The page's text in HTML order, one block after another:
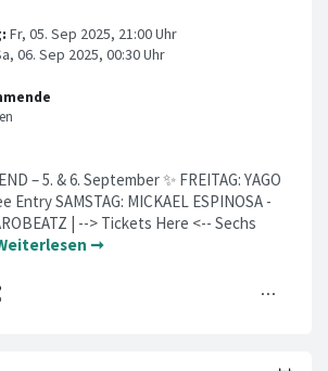
– 5. & 6. September ✨ FREITAG: YAGO
Entry SAMSTAG: MICKAEL ESPINOSA -
| --> Tickets Here <-- Sechs
➞